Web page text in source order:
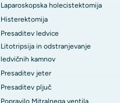
Laparoskopska holecistektomija
Histerektomija
Presaditev ledvice
Litotripsija in odstranjevanje
ledvičnih kamnov
Presaditev jeter
Presaditev pljuč
Popravilo Mitralnega ventila